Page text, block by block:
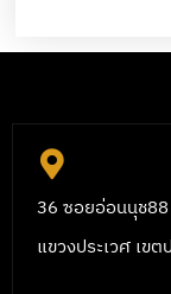
36 ซอยอ่อนนุช
แขวงประเวศ เข